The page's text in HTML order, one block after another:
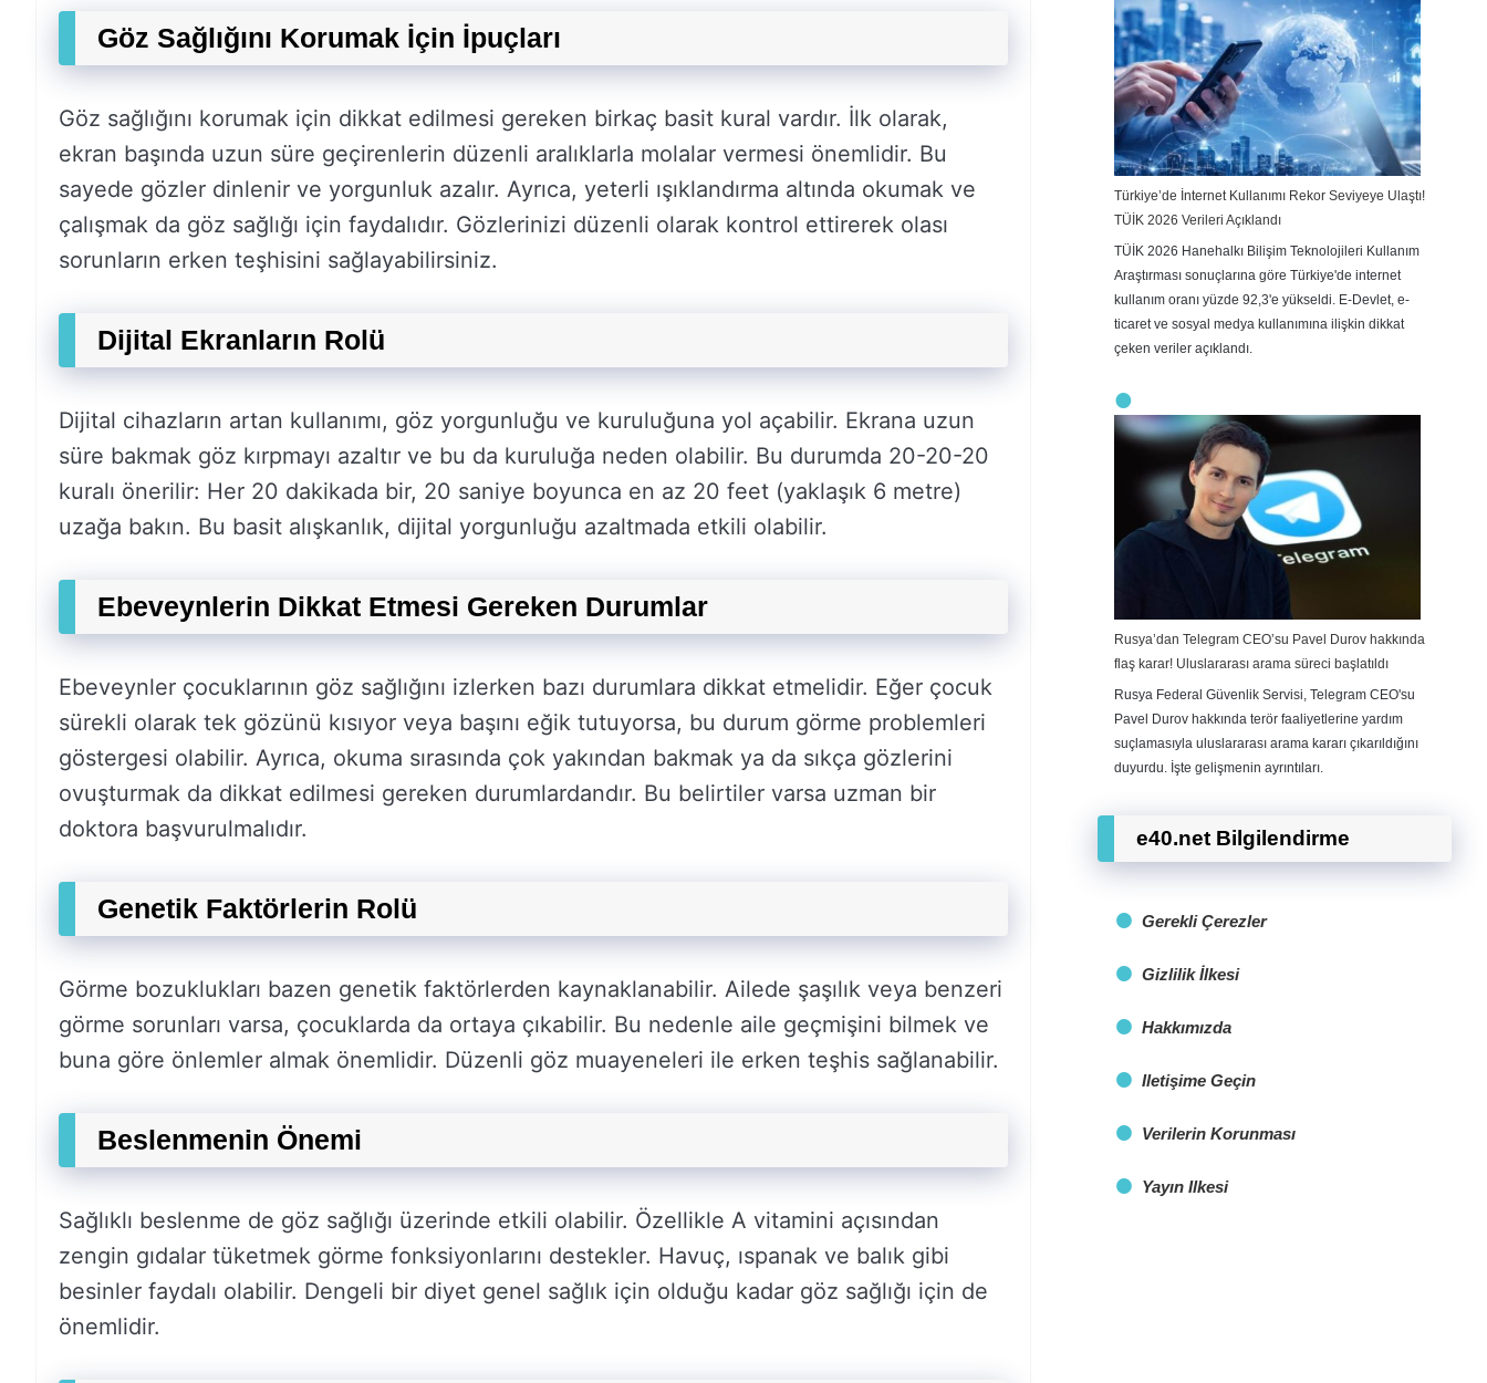
Göz Sağlığını Korumak İçin İpuçları
Göz sağlığını korumak için dikkat edilmesi gereken birkaç basit kural vardır. İlk olarak,
ekran başında uzun süre geçirenlerin düzenli aralıklarla molalar vermesi önemlidir. Bu
sayede gözler dinlenir ve yorgunluk azalır. Ayrıca, yeterli ışıklandırma altında okumak ve
çalışmak da göz sağlığı için faydalıdır. Gözlerinizi düzenli olarak kontrol ettirerek olası
sorunların erken teşhisini sağlayabilirsiniz.
Dijital Ekranların Rolü
Dijital cihazların artan kullanımı, göz yorgunluğu ve kuruluğuna yol açabilir. Ekrana uzun
süre bakmak göz kırpmayı azaltır ve bu da kuruluğa neden olabilir. Bu durumda 20-20-20
kuralı önerilir: Her 20 dakikada bir, 20 saniye boyunca en az 20 feet (yaklaşık 6 metre)
uzağa bakın. Bu basit alışkanlık, dijital yorgunluğu azaltmada etkili olabilir.
Ebeveynlerin Dikkat Etmesi Gereken Durumlar
Ebeveynler çocuklarının göz sağlığını izlerken bazı durumlara dikkat etmelidir. Eğer çocuk
sürekli olarak tek gözünü kısıyor veya başını eğik tutuyorsa, bu durum görme problemleri
göstergesi olabilir. Ayrıca, okuma sırasında çok yakından bakmak ya da sıkça gözlerini
ovuşturmak da dikkat edilmesi gereken durumlardandır. Bu belirtiler varsa uzman bir
doktora başvurulmalıdır.
Genetik Faktörlerin Rolü
Görme bozuklukları bazen genetik faktörlerden kaynaklanabilir. Ailede şaşılık veya benzeri
görme sorunları varsa, çocuklarda da ortaya çıkabilir. Bu nedenle aile geçmişini bilmek ve
buna göre önlemler almak önemlidir. Düzenli göz muayeneleri ile erken teşhis sağlanabilir.
Beslenmenin Önemi
Sağlıklı beslenme de göz sağlığı üzerinde etkili olabilir. Özellikle A vitamini açısından
zengin gıdalar tüketmek görme fonksiyonlarını destekler. Havuç, ıspanak ve balık gibi
besinler faydalı olabilir. Dengeli bir diyet genel sağlık için olduğu kadar göz sağlığı için de
önemlidir.
Türkiye’de İnternet Kullanımı Rekor Seviyeye Ulaştı!
TÜİK 2026 Verileri Açıklandı
TÜİK 2026 Hanehalkı Bilişim Teknolojileri Kullanım
Araştırması sonuçlarına göre Türkiye'de internet
kullanım oranı yüzde 92,3'e yükseldi. E-Devlet, e-
ticaret ve sosyal medya kullanımına ilişkin dikkat
çeken veriler açıklandı.
Rusya’dan Telegram CEO’su Pavel Durov hakkında
flaş karar! Uluslararası arama süreci başlatıldı
Rusya Federal Güvenlik Servisi, Telegram CEO'su
Pavel Durov hakkında terör faaliyetlerine yardım
suçlamasıyla uluslararası arama kararı çıkarıldığını
duyurdu. İşte gelişmenin ayrıntıları.
e40.net Bilgilendirme
Gerekli Çerezler
Gizlilik İlkesi
Hakkımızda
Iletişime Geçin
Verilerin Korunması
Yayın Ilkesi